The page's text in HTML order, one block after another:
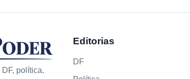
política,
Editorias
DF